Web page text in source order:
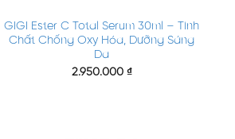
GIGI Ester C Total Serum 30ml – Tinh
Chất Chống Oxy Hóa, Dưỡng Sáng
Da
2.950.000 ₫